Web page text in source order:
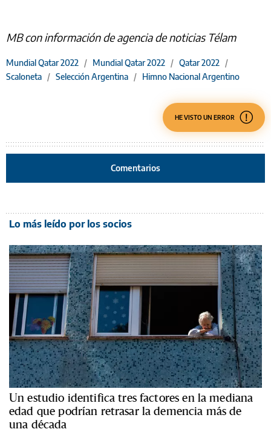
MB con información de agencia de noticias Télam
Mundial Qatar 2022 / Mundial Qatar 2022 / Qatar 2022 /
Scaloneta / Selección Argentina / Himno Nacional Argentino
HE VISTO UN ERROR
Comentarios
Lo más leído por los socios
Un estudio identifica tres factores en la mediana
edad que podrían retrasar la demencia más de
una década